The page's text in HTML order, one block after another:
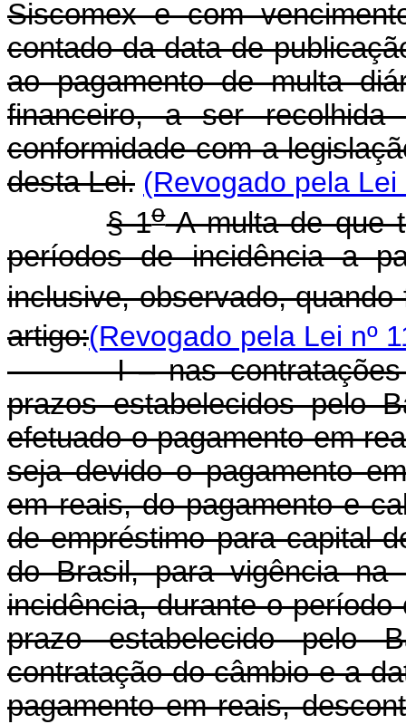
Siscomex e com
contado da data de
ao pagamento de multa
financeiro, a ser
conformidade com a
desta Lei. (Revogado pela
§ 1oA multa de que
períodos de incidência a
inclusive, observado,
artigo:(Revogado pela Lei nº
I – nas contratações de
prazos estabelecidos pelo
efetuado o pagamento em
seja devido o pagamento
em reais, do pagamento e
de empréstimo para capital
do Brasil, para vigência
incidência, durante o
prazo estabelecido pelo
contratação do câmbio e a
pagamento em reais,